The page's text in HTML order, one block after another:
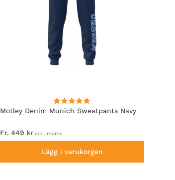
Motley Denim Munich Sweatpants Navy
Fr. 449 kr inkl. moms
Lägg i varukorgen